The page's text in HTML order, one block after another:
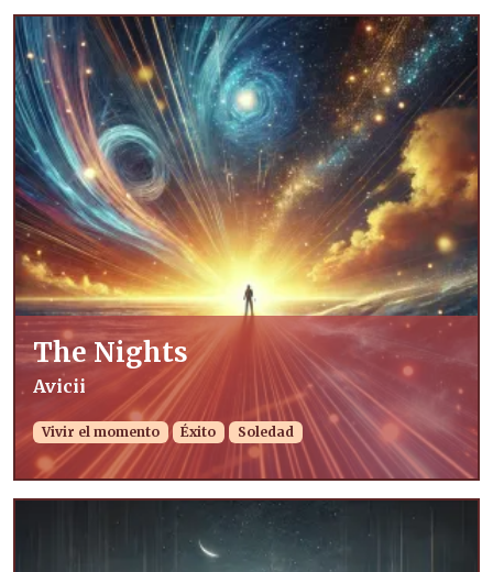
The Nights
Avicii
Vivir el momento Éxito Soledad